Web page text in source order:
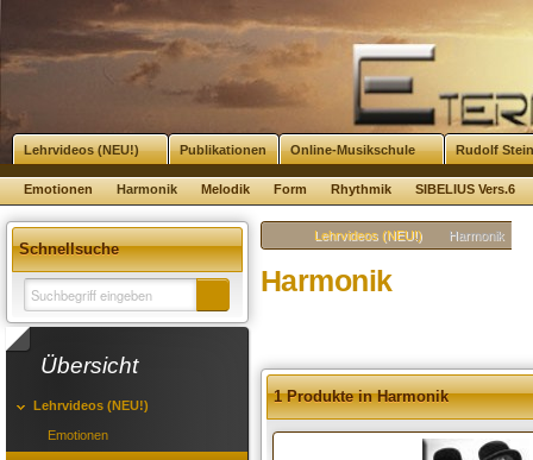
Lehrvideos (NEU!) Publikationen Online-Musikschule Rudolf
Emotionen Harmonik Melodik Form Rhythmik SIBELIUS Vers.6
Schnellsuche
Übersicht
Lehrvideos (NEU!)
Emotionen
Lehrvideos (NEU!) Harmonik
Harmonik
1 Produkte in Harmonik